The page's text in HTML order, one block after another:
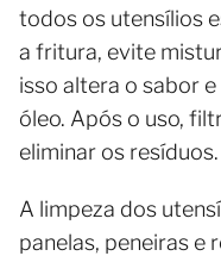
todos os utensílios
a fritura, evite
isso altera o sabor
óleo. Após o uso,
eliminar os resíduos.
A limpeza dos
panelas, peneiras e